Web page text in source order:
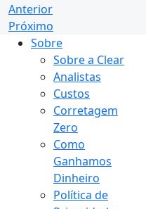
Anterior
Próximo
Sobre
Sobre a Clear
Analistas
Custos
Corretagem
Zero
Como
Ganhamos
Dinheiro
Política de